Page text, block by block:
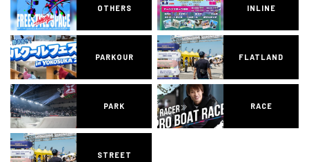
OTHERS INLINE
PARKOUR FLATLAND
PARK RACE
STREET